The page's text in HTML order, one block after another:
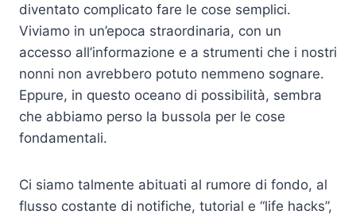
diventato complicato fare le cose semplici.
Viviamo in un’epoca straordinaria, con un
accesso all’informazione e a strumenti che i nostri
nonni non avrebbero potuto nemmeno sognare.
Eppure, in questo oceano di possibilità, sembra
che abbiamo perso la bussola per le cose
fondamentali.
Ci siamo talmente abituati al rumore di fondo, al
flusso costante di notifiche, tutorial e “life hacks”,